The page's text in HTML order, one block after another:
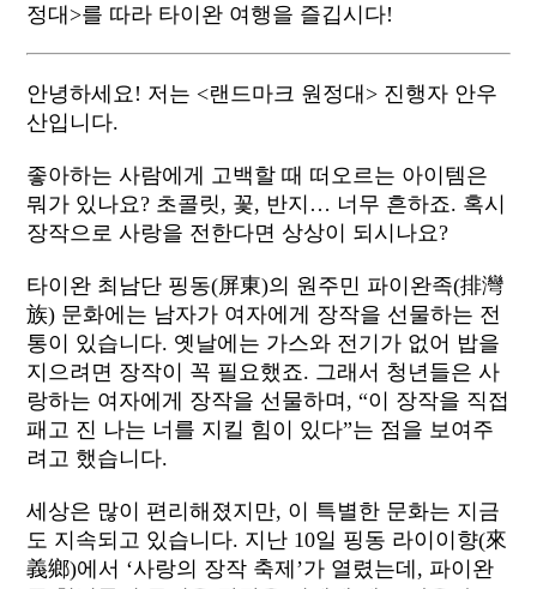
정대>를 따라 타이완 여행을 즐깁시다!
안녕하세요! 저는 <랜드마크 원정대> 진행자 안우
산입니다.
좋아하는 사람에게 고백할 때 떠오르는 아이템은
뭐가 있나요? 초콜릿, 꽃, 반지… 너무 흔하죠. 혹시
장작으로 사랑을 전한다면 상상이 되시나요?
타이완 최남단 핑동(屏東)의 원주민 파이완족(排灣
族) 문화에는 남자가 여자에게 장작을 선물하는 전
통이 있습니다. 옛날에는 가스와 전기가 없어 밥을
지으려면 장작이 꼭 필요했죠. 그래서 청년들은 사
랑하는 여자에게 장작을 선물하며, “이 장작을 직접
패고 진 나는 너를 지킬 힘이 있다”는 점을 보여주
려고 했습니다.
세상은 많이 편리해졌지만, 이 특별한 문화는 지금
도 지속되고 있습니다. 지난 10일 핑동 라이이향(來
義鄉)에서 ‘사랑의 장작 축제’가 열렸는데, 파이완